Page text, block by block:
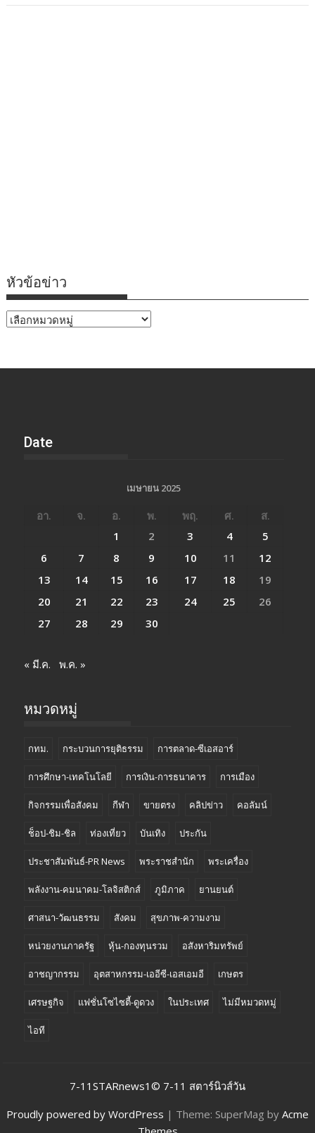
หัวข้อข่าว
หัวข้อ
Date
เมษายน 2025
อา. จ. อ. พ. พฤ. ศ.
ส.
1
2 3 4
5
6
7 8 9 10 11
12
13
14 15 16 17 18
19
20
21 22 23 24 25
26
27
28 29 30
« มี.ค. พ.ค. »
หมวดหมู่
กทม. กระบวนการยุติธรรม การตลาด-ซีเอสอาร์
การศึกษา-เทคโนโลยี การเงิน-การธนาคาร การเมือง
กิจกรรมเพื่อสังคม กีฬา ขายตรง คลิปข่าว คอลัมน์
ช็อป-ชิม-ชิล ท่องเที่ยว บันเทิง ประกัน
ประชาสัมพันธ์-PR News พระราชสำนัก พระเครื่อง
พลังงาน-คมนาคม-โลจิสติกส์ ภูมิภาค ยานยนต์
ศาสนา-วัฒนธรรม สังคม สุขภาพ-ความงาม
หน่วยงานภาครัฐ หุ้น-กองทุนรวม อสังหาริมทรัพย์
อาชญากรรม อุตสาหกรรม-เออีซี-เอสเอมอี เกษตร
เศรษฐกิจ แฟชั่นโซไซตี้-ดูดวง ในประเทศ ไม่มีหมวดหมู่
ไอที
7-11STARnews1© 7-11 สตาร์นิวส์วัน
Proudly powered by WordPress | Theme: SuperMag by Acme